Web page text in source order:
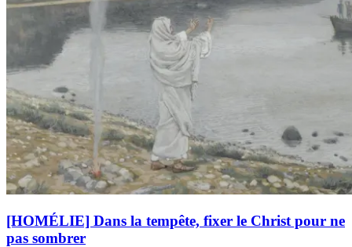
[HOMÉLIE] Dans la tempête, fixer le Christ pour ne
pas sombrer